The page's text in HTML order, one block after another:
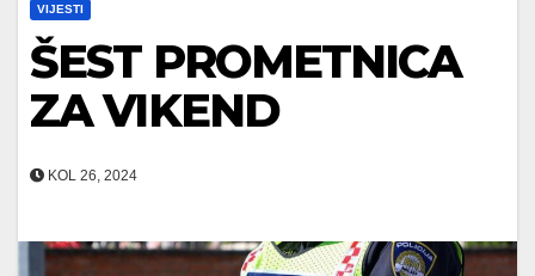
VIJESTI
ŠEST PROMETNICA
ZA VIKEND
KOL 26, 2024